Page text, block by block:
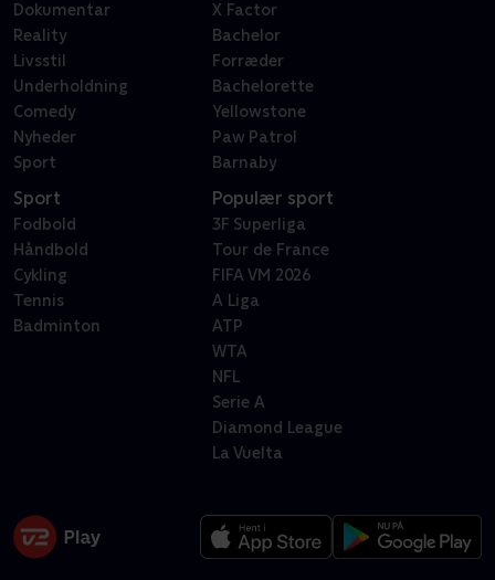
Dokumentar
Reality
Livsstil
Underholdning
Comedy
Nyheder
Sport
X Factor
Bachelor
Forræder
Bachelorette
Yellowstone
Paw Patrol
Barnaby
Sport
Fodbold
Håndbold
Cykling
Tennis
Badminton
Populær sport
3F Superliga
Tour de France
FIFA VM 2026
A Liga
ATP
WTA
NFL
Serie A
Diamond League
La Vuelta